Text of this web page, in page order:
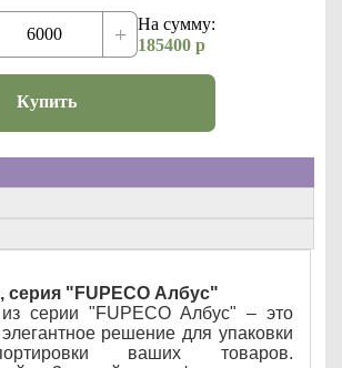
+
На сумму:
185400 р
Купить
серия "FUPECO Албус"
серии "FUPECO Албус" – это
решение для упаковки
ваших товаров.